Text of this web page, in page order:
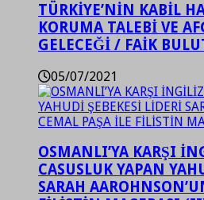
TÜRKİYE’NİN KABİL
KORUMA TALEBİ VE
GELECEĞİ / FAİK
05/07/2021
OSMANLI’YA KARŞI
CASUSLUK YAPAN
SARAH